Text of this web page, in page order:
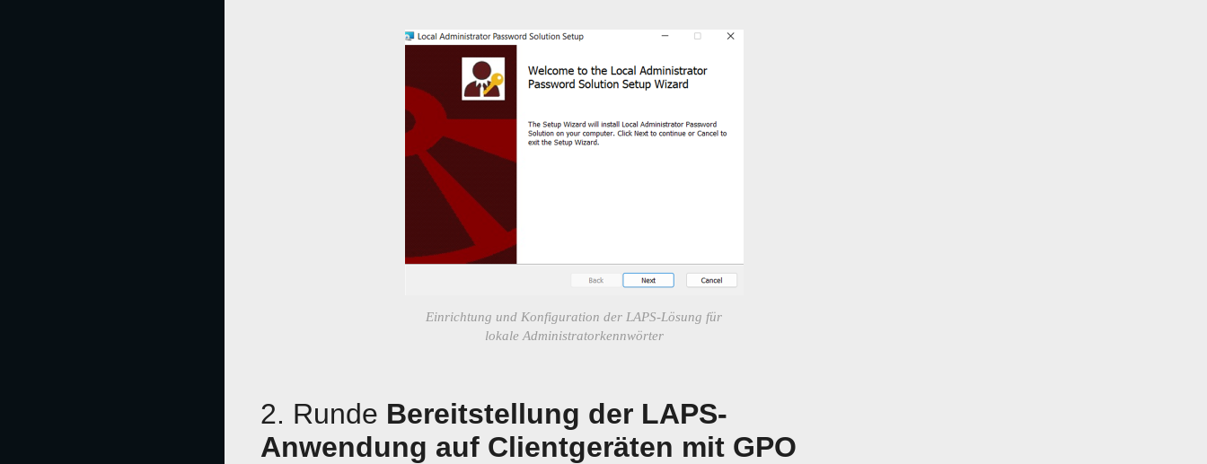
Einrichtung und Konfiguration der LAPS-Lösung für
lokale Administratorkennwörter
2. Runde Bereitstellung der LAPS-
Anwendung auf Clientgeräten mit GPO